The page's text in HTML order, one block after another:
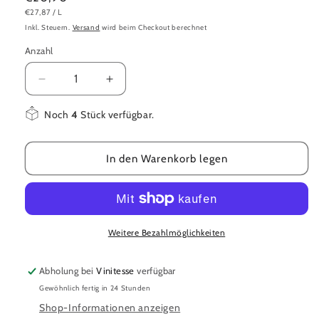
Preis
GRUNDPREIS
€27,87 / PRO
L
Inkl. Steuern. Versand wird beim Checkout berechnet
Anzahl
Verringere
die
Menge
Giusti
Balsamico
3
Goldmedaillen
Erhöhe
die
Menge
Giusti
Aceto
Balsamico
Modena
3
Goldmedaillen
Noch 4 Stück verfügbar.
In den Warenkorb legen
Weitere Bezahlmöglichkeiten
Abholung beiVinitesse verfügbar
Gewöhnlich fertig in 24 Stunden
Shop-Informationen anzeigen